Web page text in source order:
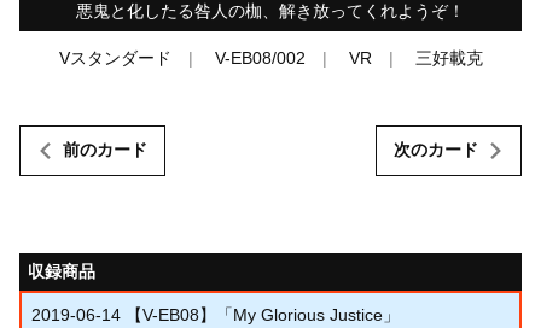
悪鬼と化したる咎人の枷、解き放ってくれようぞ！
Vスタンダード V-EB08/002 VR 三好載克
前のカード 次のカード
収録商品
2019-06-14 【V-EB08】「My Glorious Justice」